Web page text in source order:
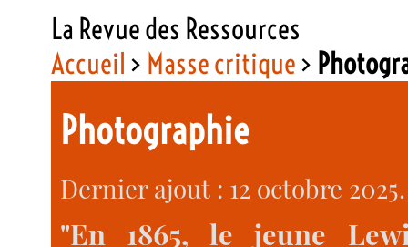
La Revue des Ressources
Accueil > Masse critique>
Photographie
Dernier ajout : 12 octobre 2025.
"En 1865, le jeune